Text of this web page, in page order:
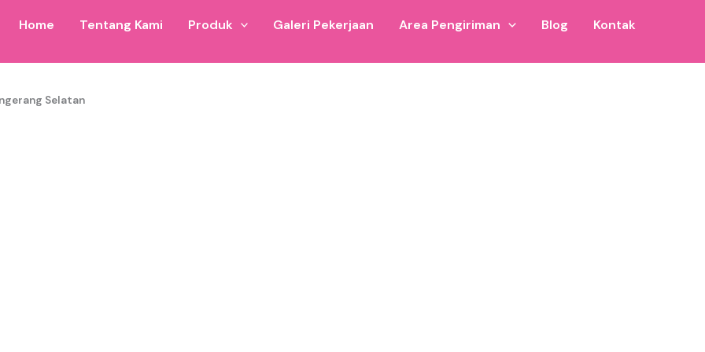
Home Tentang Kami Produk Galeri Pekerjaan Area Pengiriman Blog Kontak
Selatan